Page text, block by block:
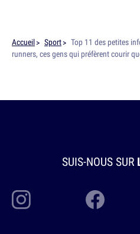
Accueil Sport
Top 11 des petites
runners, ces gens qui préfèrent courir
SUIS-NOUS SUR